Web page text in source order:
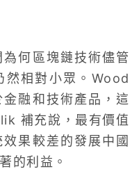
何區塊鏈技術儘管
然相對小眾。Wood
融和技術產品，這
補充說，最有價值
果較差的發展中國
的利益。